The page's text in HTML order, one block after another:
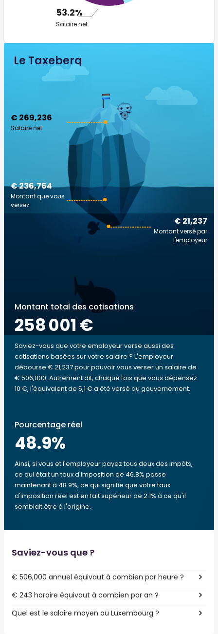
53.2%
Salaire net
Le Taxeberg
€ 269,236
Salaire net
€ 21,237
Montant versé par
l'employeur
€ 236,764
Montant que vous
versez
Montant total des cotisations
258 001 €
Saviez-vous que votre employeur verse aussi des
cotisations basées sur votre salaire ? L'employeur
débourse € 21,237 pour pouvoir vous verser un salaire de
€ 506,000. Autrement dit, chaque fois que vous dépensez
10 €, l'équivalent de 5,1 € a été versé au gouvernement.
Pourcentage réel
48.9%
Ainsi, si vous et l'employeur payez tous deux des impôts,
ce qui était un taux d'imposition de 46.8% passe
maintenant à 48.9%, ce qui signifie que votre taux
d'imposition réel est en fait supérieur de 2.1% à ce qu'il
semblait être à l'origine.
Saviez-vous que ?
€ 506,000 annuel équivaut à combien par heure ?
€ 243 horaire équivaut à combien par an ?
Quel est le salaire moyen au Luxembourg ?